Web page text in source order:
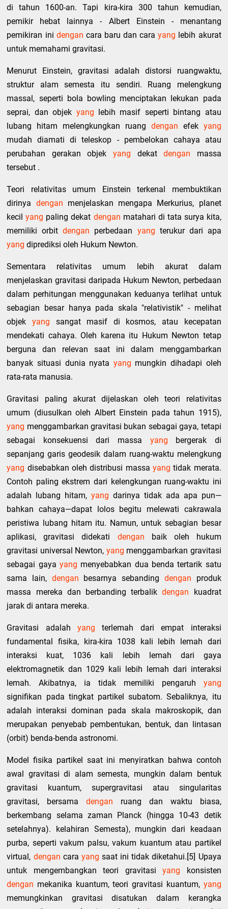
di tahun 1600-an. Tapi kira-kira 300 tahun kemudian,
pemikir hebat lainnya - Albert Einstein - menantang
pemikiran ini dengan cara baru dan carayang lebih akurat
untuk memahami gravitasi.
Menurut Einstein, gravitasi adalah distorsi ruangwaktu,
struktur alam semesta itu sendiri. Ruang melengkung
massal, seperti bola bowling menciptakan lekukan pada
seprai, dan objek yang lebih masif seperti bintang atau
lubang hitam melengkungkan ruang dengan efek yang
mudah diamati di teleskop - pembelokan cahaya atau
perubahan gerakan objek yang dekatdengan massa
tersebut .
Teori relativitas umum Einstein terkenal membuktikan
dirinya dengan menjelaskan mengapa Merkurius, planet
kecilyang paling dekat dengan matahari di tata surya kita,
memiliki orbitdengan perbedaan yang terukur dari apa
yang diprediksi oleh Hukum Newton.
Sementara relativitas umum lebih akurat dalam
menjelaskan gravitasi daripada Hukum Newton, perbedaan
dalam perhitungan menggunakan keduanya terlihat untuk
sebagian besar hanya pada skala "relativistik" - melihat
objekyang sangat masif di kosmos, atau kecepatan
mendekati cahaya. Oleh karena itu Hukum Newton tetap
berguna dan relevan saat ini dalam menggambarkan
banyak situasi dunia nyata yang mungkin dihadapi oleh
rata-rata manusia.
Gravitasi paling akurat dijelaskan oleh teori relativitas
umum (diusulkan oleh Albert Einstein pada tahun 1915),
yang menggambarkan gravitasi bukan sebagai gaya, tetapi
sebagai konsekuensi dari massa yang bergerak di
sepanjang garis geodesik dalam ruang-waktu melengkung
yang disebabkan oleh distribusi massa yang tidak merata.
Contoh paling ekstrem dari kelengkungan ruang-waktu ini
adalah lubang hitam,yang darinya tidak ada apa pun—
bahkan cahaya—dapat lolos begitu melewati cakrawala
peristiwa lubang hitam itu. Namun, untuk sebagian besar
aplikasi, gravitasi didekati dengan baik oleh hukum
gravitasi universal Newton, yang menggambarkan gravitasi
sebagai gayayang menyebabkan dua benda tertarik satu
sama lain, dengan besarnya sebanding dengan produk
massa mereka dan berbanding terbalikdengan kuadrat
jarak di antara mereka.
Gravitasi adalahyang terlemah dari empat interaksi
fundamental fisika, kira-kira 1038 kali lebih lemah dari
interaksi kuat, 1036 kali lebih lemah dari gaya
elektromagnetik dan 1029 kali lebih lemah dari interaksi
lemah. Akibatnya, ia tidak memiliki pengaruh yang
signifikan pada tingkat partikel subatom. Sebaliknya, itu
adalah interaksi dominan pada skala makroskopik, dan
merupakan penyebab pembentukan, bentuk, dan lintasan
(orbit) benda-benda astronomi.
Model fisika partikel saat ini menyiratkan bahwa contoh
awal gravitasi di alam semesta, mungkin dalam bentuk
gravitasi kuantum, supergravitasi atau singularitas
gravitasi, bersamadengan ruang dan waktu biasa,
berkembang selama zaman Planck (hingga 10-43 detik
setelahnya). kelahiran Semesta), mungkin dari keadaan
purba, seperti vakum palsu, vakum kuantum atau partikel
virtual, dengan cara yang saat ini tidak diketahui.[5] Upaya
untuk mengembangkan teori gravitasiyang konsisten
dengan mekanika kuantum, teori gravitasi kuantum, yang
memungkinkan gravitasi disatukan dalam kerangka